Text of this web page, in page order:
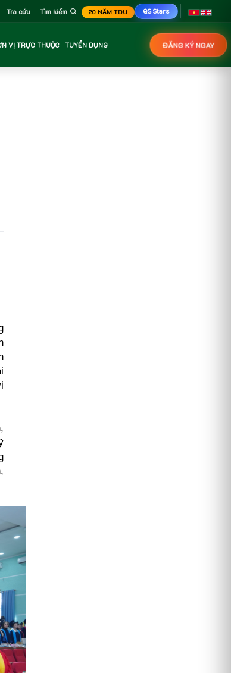
Tra cứu Tìm kiếm 20 NĂM TDU QS Stars
VỊ TRỰC THUỘC TUYỂN DỤNG ĐĂNG KÝ NGAY